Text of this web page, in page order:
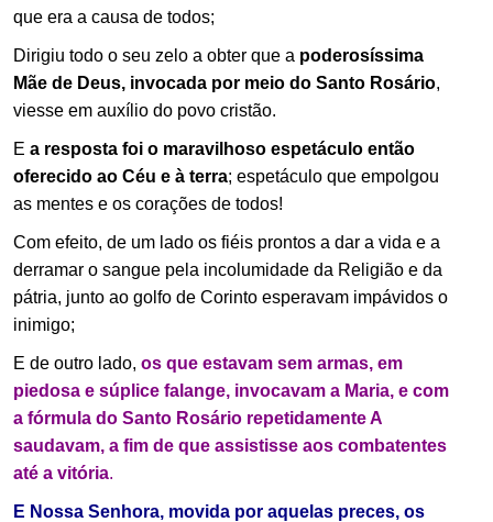
que era a causa de todos;
Dirigiu todo o seu zelo a obter que a poderosíssima
Mãe de Deus, invocada por meio do Santo Rosário,
viesse em auxílio do povo cristão.
E a resposta foi o maravilhoso espetáculo então
oferecido ao Céu e à terra; espetáculo que empolgou
as mentes e os corações de todos!
Com efeito, de um lado os fiéis prontos a dar a vida e a
derramar o sangue pela incolumidade da Religião e da
pátria, junto ao golfo de Corinto esperavam impávidos o
inimigo;
E de outro lado, os que estavam sem armas, em
piedosa e súplice falange, invocavam a Maria, e com
a fórmula do Santo Rosário repetidamente A
saudavam, a fim de que assistisse aos combatentes
até a vitória.
E Nossa Senhora, movida por aquelas preces, os